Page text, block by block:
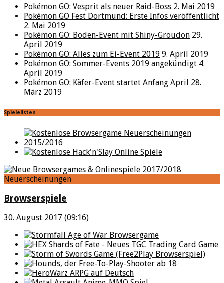
Pokémon GO: Vesprit als neuer Raid-Boss 2. Mai 2019
Pokémon GO Fest Dortmund: Erste Infos veröffentlicht
2. Mai 2019
Pokémon GO: Boden-Event mit Shiny-Groudon 29.
April 2019
Pokémon GO: Alles zum Ei-Event 2019 9. April 2019
Pokémon GO: Sommer-Events 2019 angekündigt 4.
April 2019
Pokémon GO: Käfer-Event startet Anfang April 28.
März 2019
Spielelisten
Neuerscheinungen
Browserspiele
30. August 2017 (09:16)